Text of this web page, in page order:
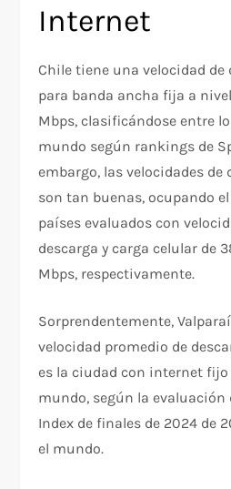
Internet
Chile tiene una velocidad de
para banda ancha fija a
Mbps, clasificándose entre
mundo según rankings de
embargo, las velocidades de
son tan buenas, ocupando el
países evaluados con
descarga y carga celular de
Mbps, respectivamente.
Sorprendentemente,
velocidad promedio de
es la ciudad con internet
mundo, según la evaluación
Index de finales de 2024 de
el mundo.